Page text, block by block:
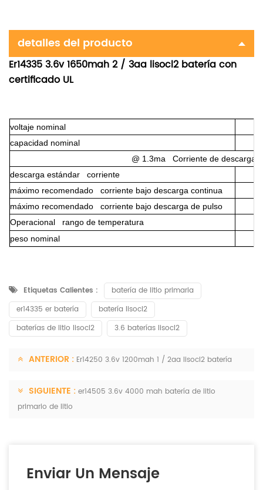
detalles del producto
Er14335 3.6v 1650mah 2 / 3aa lisocl2 batería con
certificado UL
voltaje nominal
capacidad nominal
@ 1.3ma Corriente de descarga
descarga estándar corriente
máximo recomendado corriente bajo descarga continua
máximo recomendado corriente bajo descarga de pulso
Operacional rango de temperatura
peso nominal
Etiquetas Calientes :
batería de litio primaria
er14335 er batería
batería lisocl2
baterías de litio lisocl2
3.6 baterías lisocl2
ANTERIOR : Er14250 3.6v 1200mah 1 / 2aa lisocl2 batería
SIGUIENTE : er14505 3.6v 4000 mah batería de litio
primario de litio
Enviar Un Mensaje